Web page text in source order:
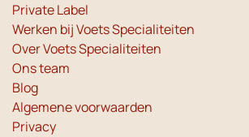
Private Label
Werken bij Voets Specialiteiten
Over Voets Specialiteiten
Ons team
Blog
Algemene voorwaarden
Privacy